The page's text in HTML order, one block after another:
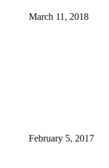
March 11, 2018
February 5, 2017